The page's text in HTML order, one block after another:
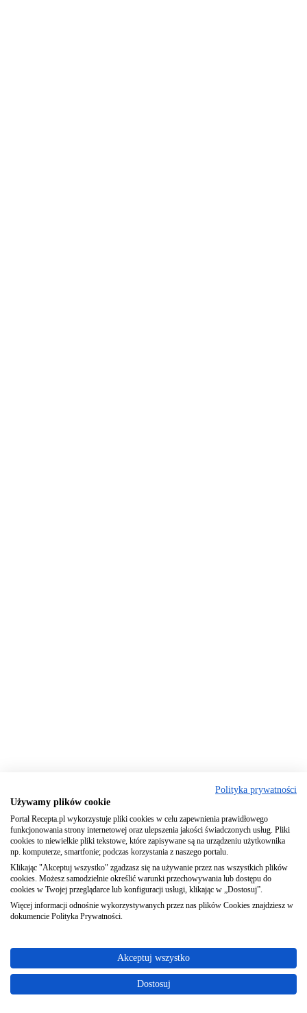
Polityka prywatności
Używamy plików cookie
Portal Recepta.pl wykorzystuje pliki cookies w celu zapewnienia prawidłowego
funkcjonowania strony internetowej oraz ulepszenia jakości świadczonych usług. Pliki
cookies to niewielkie pliki tekstowe, które zapisywane są na urządzeniu użytkownika
np. komputerze, smartfonie; podczas korzystania z naszego portalu.
Klikając "Akceptuj wszystko" zgadzasz się na używanie przez nas wszystkich plików
cookies. Możesz samodzielnie określić warunki przechowywania lub dostępu do
cookies w Twojej przeglądarce lub konfiguracji usługi, klikając w „Dostosuj”.
Więcej informacji odnośnie wykorzystywanych przez nas plików Cookies znajdziesz w
dokumencie Polityka Prywatności.
Akceptuj wszystko
Dostosuj